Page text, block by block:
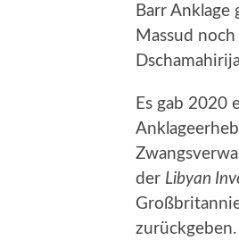
Barr
Massud
Es gab 2020
der Libyan